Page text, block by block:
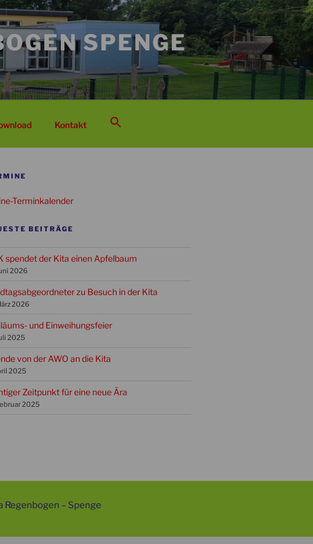
SPENGE
Kontakt
Terminkalender
BEITRÄGE
spendet der Kita einen Apfelbaum
2026
zu Besuch in der Kita
2026
und Einweihungsfeier
2025
von der AWO an die Kita
2025
Zeitpunkt für eine neue Ära
2025
– Spenge